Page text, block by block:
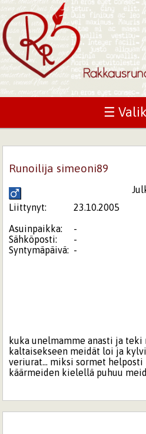
☰
Runoilija simeoni89
Liittynyt:
23.10.2005
Asuinpaikka:
-
Sähköposti:
-
Syntymäpäivä: -
kuka unelmamme anasti ja teki
kaltaisekseen meidät loi ja
veriurat... miksi sormet
käärmeiden kielellä puhuu